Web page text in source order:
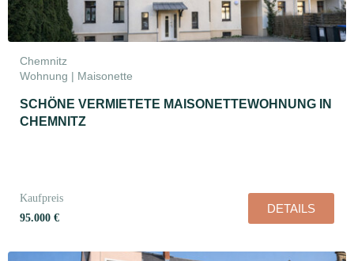
Chemnitz
Wohnung | Maisonette
SCHÖNE VERMIETETE MAISONETTEWOHNUNG IN
CHEMNITZ
Kaufpreis
95.000 €
DETAILS